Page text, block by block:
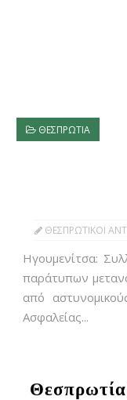
ΘΕΣΠΡΩΤΙΑ
ΘΕΣΠΡΩΤΙΚΟΙ
Ηγουμενίτσα:
παράτυπων
από
Ασφαλείας...